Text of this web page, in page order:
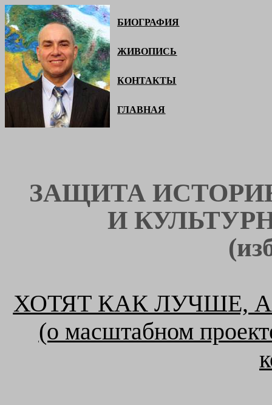
БИОГРАФИЯ
ЖИВОПИСЬ
КОНТАКТЫ
ГЛАВНАЯ
ЗАЩИТА
И
ХОТЯТ КАК ЛУЧШЕ,
(о масштабном